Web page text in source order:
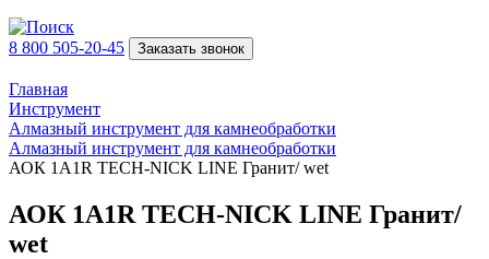
8 800 505-20-45 Заказать звонок
Главная
Инструмент
Алмазный инструмент для камнеобработки
Алмазный инструмент для камнеобработки
АОК 1A1R TECH-NICK LINE Гранит/ wet
АОК 1A1R TECH-NICK LINE Гранит/
wet